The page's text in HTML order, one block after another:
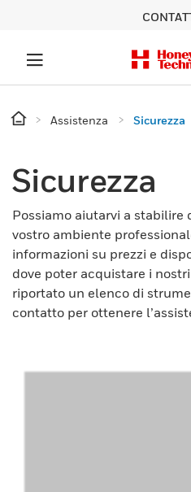
Assistenza Sicurezza
Sicurezza
Possiamo aiutarvi a stabilire
vostro ambiente
informazioni su prezzi e
dove poter acquistare i
riportato un elenco di
contatto per ottenere